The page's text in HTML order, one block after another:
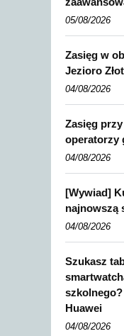
05/08/2026
Zasięg w
Jezioro
04/08/2026
Zasięg
operatorzy
04/08/2026
[Wywiad]
najnowszą
04/08/2026
Szukasz
Huawei
04/08/2026